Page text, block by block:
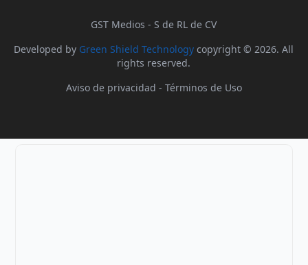
GST Medios - S de RL de CV
Developed by Green Shield Technology copyright © 2026. All
rights reserved.
Aviso de privacidad - Términos de Uso